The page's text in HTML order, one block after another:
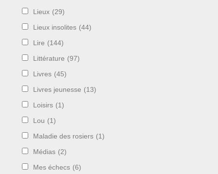
Lieux (29)
Lieux insolites (44)
Lire (144)
Littérature (97)
Livres (45)
Livres jeunesse (13)
Loisirs (1)
Lou (1)
Maladie des rosiers (1)
Médias (2)
Mes échecs (6)